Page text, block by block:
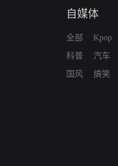
自媒体
全部
科普
国风
Kpop
汽车
搞笑